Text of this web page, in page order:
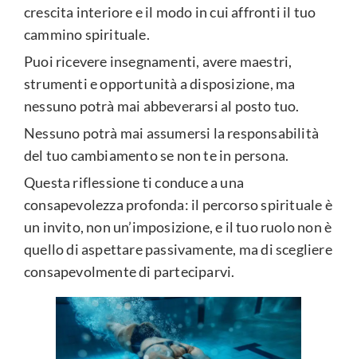
crescita interiore e il modo in cui affronti il tuo
cammino spirituale.
Puoi ricevere insegnamenti, avere maestri,
strumenti e opportunità a disposizione, ma
nessuno potrà mai abbeverarsi al posto tuo.
Nessuno potrà mai assumersi la responsabilità
del tuo cambiamento se non te in persona.
Questa riflessione ti conduce a una
consapevolezza profonda: il percorso spirituale è
un invito, non un’imposizione, e il tuo ruolo non è
quello di aspettare passivamente, ma di scegliere
consapevolmente di parteciparvi.